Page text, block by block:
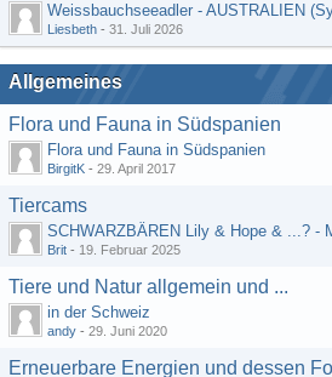
Weissbauchseeadler - AUSTRALIEN
Liesbeth - 31. Juli 2026
Allgemeines
Flora und Fauna in Südspanien
Flora und Fauna in Südspanien
BirgitK - 29. April 2017
Tiercams
SCHWARZBÄREN Lily & Hope & ...? -
Brit - 19. Februar 2025
Tiere und Natur allgemein und ...
in der Schweiz
andy - 29. Juni 2020